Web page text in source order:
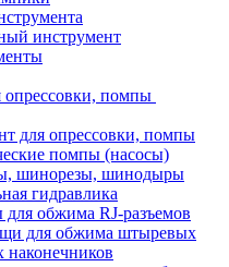
инструмент
опрессовки, помпы
для опрессовки, помпы
помпы (насосы)
шинорезы, шинодыры
гидравлика
обжима RJ-разъемов
для обжима штыревых
наконечников